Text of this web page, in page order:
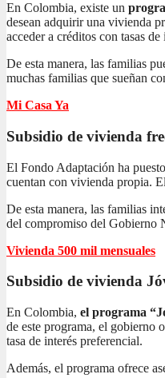
En Colombia, existe un
desean adquirir una vivienda
acceder a créditos con tasas de
De esta manera, las familias
muchas familias que sueñan
Mi Casa Ya
Subsidio de vivienda
El Fondo Adaptación ha
cuentan con vivienda propia.
De esta manera, las familias
del compromiso del Gobierno
Vivienda 500 mil mensuales
Subsidio de vivienda
En Colombia, el programa
de este programa, el gobierno
tasa de interés preferencial.
Además, el programa ofrece